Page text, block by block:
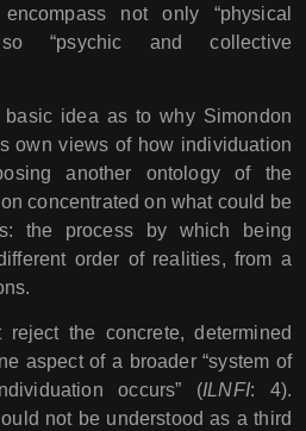
not only “physical
“psychic and collective
idea as to why Simondon
own views of how individuation
another ontology of the
concentrated on what could be
the process by which being
order of realities, from a
the concrete, determined
aspect of a broader “system of
occurs” (ILNFI: 4).
not be understood as a third